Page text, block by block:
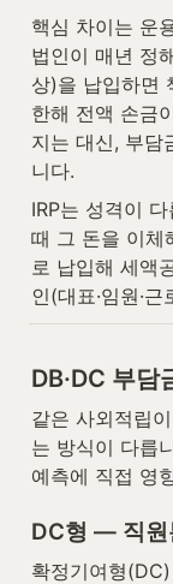
핵심 차이는 운
법인이 매년 정
상)을 납입하면
한해 전액 손금
지는 대신, 부담
니다.
IRP는 성격이
때 그 돈을 이체
로 납입해 세액
인(대표·임원·
DB·DC 부담
같은 사외적립
는 방식이 다릅
예측에 직접 영
DC형 — 직원
확정기여형